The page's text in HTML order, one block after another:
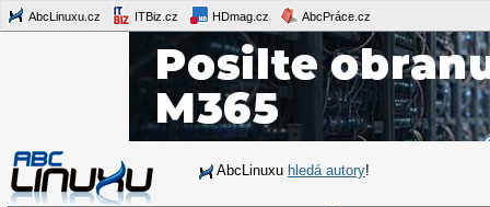
AbcLinuxu.cz ITBiz.cz HDmag.cz AbcPráce.cz
AbcLinuxu hledá autory!